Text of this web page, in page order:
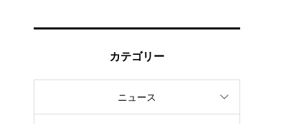
カテゴリー
ニュース